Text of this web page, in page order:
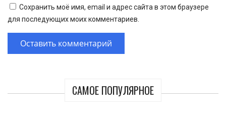
САМОЕ ПОПУЛЯРНОЕ
Сохранить моё имя, email и адрес сайта в этом браузере
для последующих моих комментариев.